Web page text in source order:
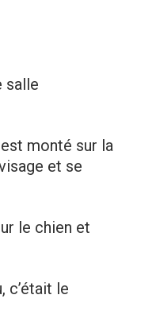
salle
monté sur la
et se
le chien et
c’était le